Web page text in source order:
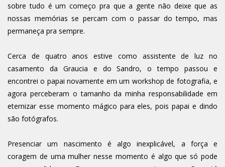
sobre tudo é um começo pra que a gente não deixe que as
nossas memórias se percam com o passar do tempo, mas
permaneça pra sempre.
Cerca de quatro anos estive como assistente de luz no
casamento da Graucia e do Sandro, o tempo passou e
encontrei o papai novamente em um workshop de fotografia, e
agora perceberam o tamanho da minha responsabilidade em
eternizar esse momento mágico para eles, pois papai e dindo
são fotógrafos.
Presenciar um nascimento é algo inexplicável, a força e
coragem de uma mulher nesse momento é algo que só pode